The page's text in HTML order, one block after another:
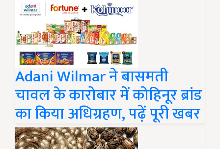
Adani Wilmar ने बासमती
चावल के कारोबार में कोहिनूर ब्रांड
का किया अधिग्रहण, पढ़ें पूरी खबर